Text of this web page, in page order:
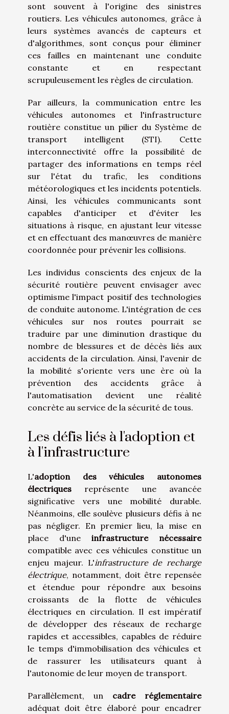
sont souvent à l'origine des sinistres
routiers. Les véhicules autonomes, grâce à
leurs systèmes avancés de capteurs et
d'algorithmes, sont conçus pour éliminer
ces failles en maintenant une conduite
constante et en respectant
scrupuleusement les règles de circulation.
Par ailleurs, la communication entre les
véhicules autonomes et l'infrastructure
routière constitue un pilier du Système de
transport intelligent (STI). Cette
interconnectivité offre la possibilité de
partager des informations en temps réel
sur l'état du trafic, les conditions
météorologiques et les incidents potentiels.
Ainsi, les véhicules communicants sont
capables d'anticiper et d'éviter les
situations à risque, en ajustant leur vitesse
et en effectuant des manœuvres de manière
coordonnée pour prévenir les collisions.
Les individus conscients des enjeux de la
sécurité routière peuvent envisager avec
optimisme l'impact positif des technologies
de conduite autonome. L'intégration de ces
véhicules sur nos routes pourrait se
traduire par une diminution drastique du
nombre de blessures et de décès liés aux
accidents de la circulation. Ainsi, l'avenir de
la mobilité s'oriente vers une ère où la
prévention des accidents grâce à
l'automatisation devient une réalité
concrète au service de la sécurité de tous.
Les défis liés à l'adoption et
à l'infrastructure
L'adoption des véhicules autonomes
électriques représente une avancée
significative vers une mobilité durable.
Néanmoins, elle soulève plusieurs défis à ne
pas négliger. En premier lieu, la mise en
place d'une infrastructure nécessaire
compatible avec ces véhicules constitue un
enjeu majeur. L'infrastructure de recharge
électrique, notamment, doit être repensée
et étendue pour répondre aux besoins
croissants de la flotte de véhicules
électriques en circulation. Il est impératif
de développer des réseaux de recharge
rapides et accessibles, capables de réduire
le temps d'immobilisation des véhicules et
de rassurer les utilisateurs quant à
l'autonomie de leur moyen de transport.
Parallèlement, un cadre réglementaire
adéquat doit être élaboré pour encadrer